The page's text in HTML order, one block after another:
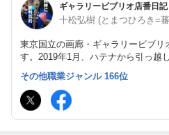
十松弘樹 (とまつひろき=
東京国立の画廊・ギャラリービブ
す。2019年1月、ハテナから引っ越
日々の暮らしのことなどをゆるゆる
その他職業ジャンル 166位